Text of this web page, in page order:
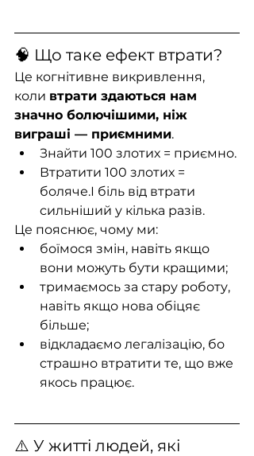
🧠 Що таке ефект втрати?
Це когнітивне викривлення,
коли втрати здаються нам
значно болючішими, ніж
виграші — приємними.
Знайти 100 злотих = приємно.
Втратити 100 злотих =
боляче.І біль від втрати
сильніший у кілька разів.
Це пояснює, чому ми:
боїмося змін, навіть якщо
вони можуть бути кращими;
тримаємось за стару роботу,
навіть якщо нова обіцяє
більше;
відкладаємо легалізацію, бо
страшно втратити те, що вже
якось працює.
⚠️ У житті людей, які